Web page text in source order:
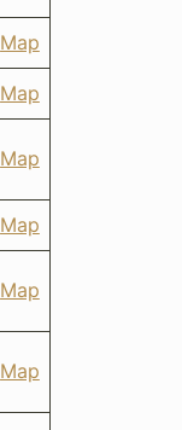
Map
Map
Map
Map
Map
Map